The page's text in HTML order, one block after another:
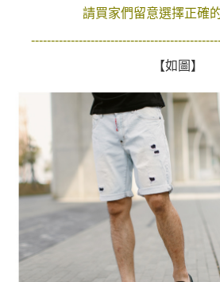
後付繳納相關費用。
※ 交易是否成功請以「AFTEE先享後付 」之結
１．透過由恩沛科技股份有限公司提供之「
易，需依本服務之必要範圍內提供個人資料，
權轉讓予恩沛科技股份有限公司。
２．關於個人資料處理事宜，請瀏覽以下網址：
https://aftee.tw/terms/#terms3
３．未成年的使用者請事先徵得法定代理人或
「AFTEE先享後付」，若未經同意申辦者引起
任。
４．使用「AFTEE先享後付」時，將依據個別
時審查核予不同之上限額度；若仍有額度不足
請求用戶進行身份認證。
５．嚴禁一人註冊多個帳號或使用他人資訊註冊
恩沛科技股份有限公司將有權停止該用戶之使用
先付款後7-11取貨
每筆NT$80，滿NT$1,800(含以上)免運費
每筆NT$120，滿NT$3,000(含以上)免運費
請買家們留意選擇正確
【如圖】